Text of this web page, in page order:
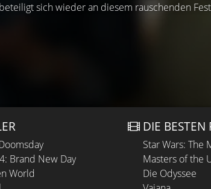
sich wieder an diesem rauschenden
Brand New Day
World
DIE BESTEN
Star Wars: The
Masters of the
Die Odyssee